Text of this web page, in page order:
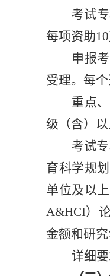
考试
每项资助
申报
受理。每
重点
级（含）
考试
育科学规
单位及以
A&HCI）
金额和研
详细